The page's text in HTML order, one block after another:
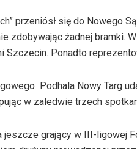
przeniósł się do Nowego
zdobywając żadnej bramki.
Ponadto
Podhala Nowy Targ
w zaledwie trzech
jeszcze grający w III-ligowej